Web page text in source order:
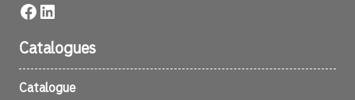
Facebook
LinkedIn
Catalogues
Catalogue